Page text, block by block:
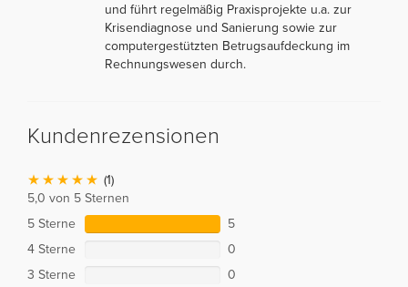
und führt regelmäßig Praxisprojekte u.a. zur
Krisendiagnose und Sanierung sowie zur
computergestützten Betrugsaufdeckung im
Rechnungswesen durch.
Kundenrezensionen
(1)
5,0 von 5 Sternen
5 Sterne
5
4 Sterne
0
3 Sterne
0